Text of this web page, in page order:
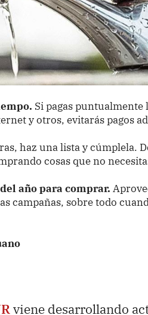
Si pagas puntualmente
y otros, evitarás pagos
haz una lista y cúmplela.
cosas que no
año para comprar.
campañas, sobre todo
viene desarrollando